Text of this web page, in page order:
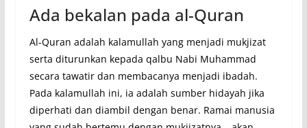
Ada bekalan pada al-Quran
Al-Quran adalah kalamullah yang menjadi mukjizat
serta diturunkan kepada qalbu Nabi Muhammad
secara tawatir dan membacanya menjadi ibadah.
Pada kalamullah ini, ia adalah sumber hidayah jika
diperhati dan diambil dengan benar. Ramai manusia